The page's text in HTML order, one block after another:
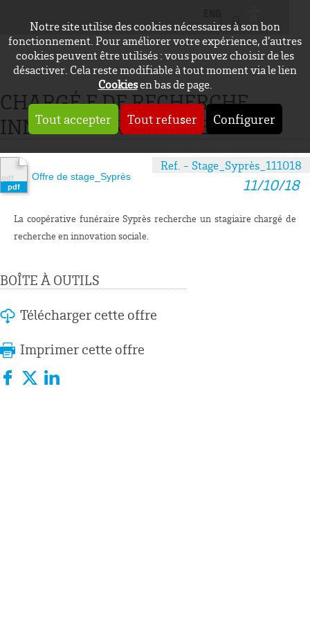
Notre site utilise des cookies nécessaires à son bon
fonctionnement. Pour améliorer votre expérience, d’autres
cookies peuvent être utilisés : vous pouvez choisir de les
désactiver. Cela reste modifiable à tout moment via le lien
Cookiesen bas de page.
Tout accepter Tout refuser Configurer
CONNEXION
CHARGÉ·E DE RECHERCHE
INNOVATION SOCIALE
Offre de stage_Syprès
Ref. - Stage_Syprès_111018
11/10/18
La coopérative funéraire Syprès recherche un stagiaire chargé de
recherche en innovation sociale.
BOÎTE À OUTILS
Télécharger cette offre
Imprimer cette offre